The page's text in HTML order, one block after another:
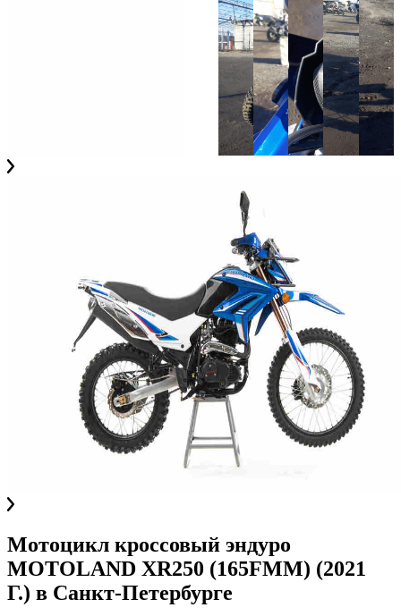
Мотоцикл кроссовый эндуро
MOTOLAND XR250 (165FMM) (2021
Г.) в Санкт-Петербурге